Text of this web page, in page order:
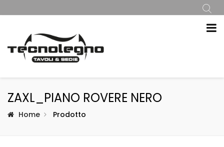
ZAXL_PIANO ROVERE NERO
Home Prodotto